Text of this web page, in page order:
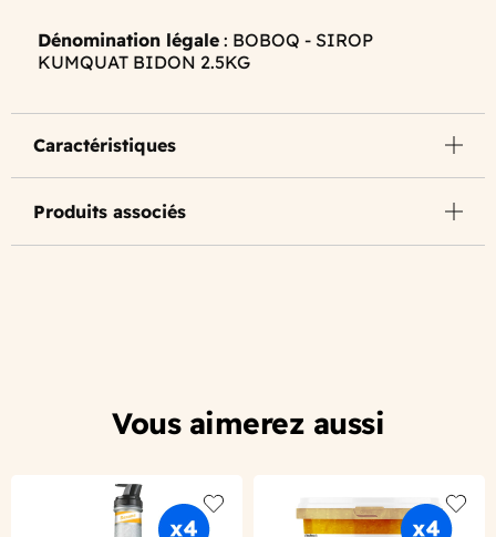
Dénomination légale : BOBOQ - SIROP
KUMQUAT BIDON 2.5KG
Caractéristiques
Produits associés
Vous aimerez aussi
Add to wishlist Add